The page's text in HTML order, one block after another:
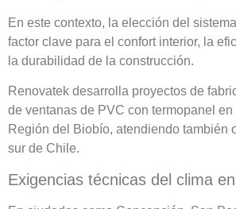
En este contexto, la elección del
factor clave para el confort interior, la
la durabilidad de la construcción.
Renovatek desarrolla proyectos de
de ventanas de PVC con termopanel
Región del Biobío, atendiendo también
sur de Chile.
Exigencias técnicas del clima